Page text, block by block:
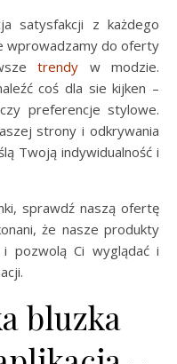
satysfakcji z każdego
wprowadzamy do oferty
trendy w modzie.
coś dla sie kijken –
preferencje stylowe.
strony i odkrywania
Twoją indywidualność i
sprawdź naszą ofertę
że nasze produkty
pozwolą Ci wyglądać i
bluzka